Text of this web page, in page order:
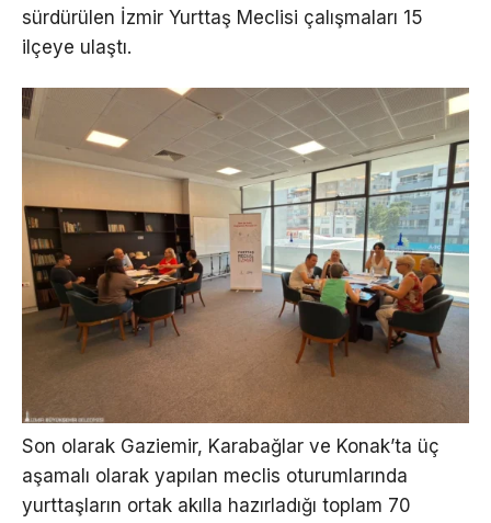
sürdürülen İzmir Yurttaş Meclisi çalışmaları 15
ilçeye ulaştı.
Son olarak Gaziemir, Karabağlar ve Konak’ta üç
aşamalı olarak yapılan meclis oturumlarında
yurttaşların ortak akılla hazırladığı toplam 70